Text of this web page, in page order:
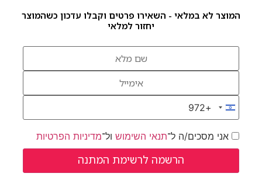
המוצר לא במלאי - השאירו פרטים וקבלו עדכון כשהמוצר
יחזור למלאי
Israel +972
+972
אני מסכים/ה ל־תנאי השימושול־מדיניות הפרטיות